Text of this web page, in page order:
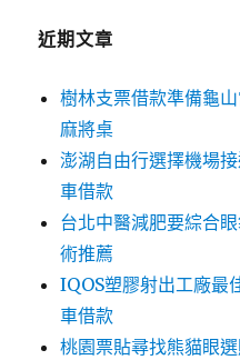
近期文章
樹林支票借款準備龜
麻將桌
澎湖自由行選擇機場
車借款
台北中醫減肥要綜合
術推薦
IQOS塑膠射出工廠最
車借款
桃園票貼尋找熊貓眼